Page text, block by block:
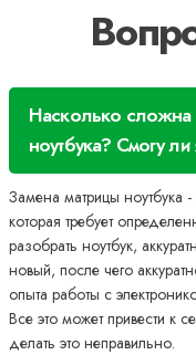
Насколько сложна
ноутбука? Смогу
Замена матрицы ноутбука
которая требует
разобрать ноутбук,
новый, после чего
опыта работы с
Все это может привести к
делать это неправильно.